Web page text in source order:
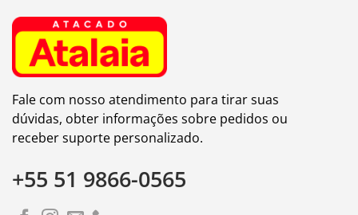
Fale com nosso atendimento para tirar suas
dúvidas, obter informações sobre pedidos ou
receber suporte personalizado.
+55 51 9866-0565